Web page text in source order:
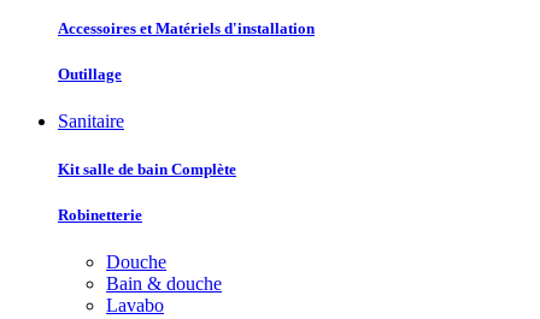
Accessoires et Matériels d'installation
Outillage
Sanitaire
Kit salle de bain Complète
Robinetterie
Douche
Bain & douche
Lavabo